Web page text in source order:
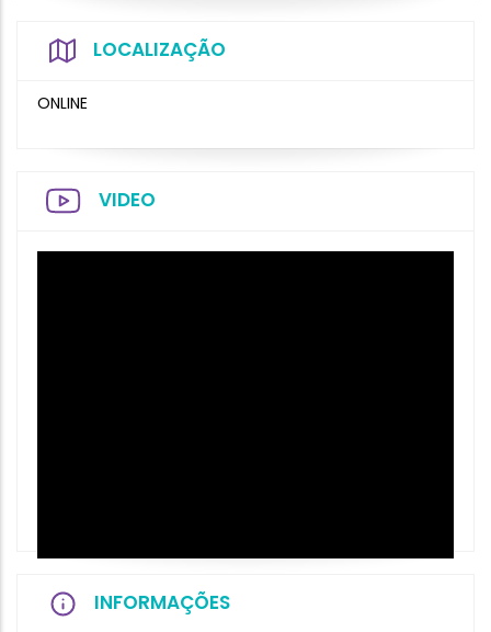
LOCALIZAÇÃO
ONLINE
VIDEO
INFORMAÇÕES